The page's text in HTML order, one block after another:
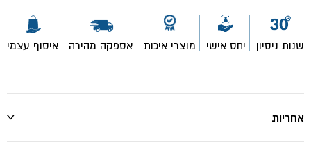
שנות ניסיון יחס אישי מוצרי איכות אספקה מהירה איסוף עצמי
אחריות